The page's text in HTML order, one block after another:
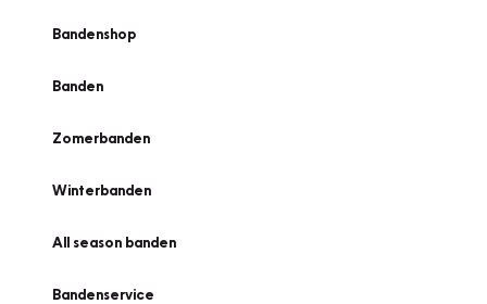
Bandenshop
Banden
Zomerbanden
Winterbanden
All season banden
Bandenservice